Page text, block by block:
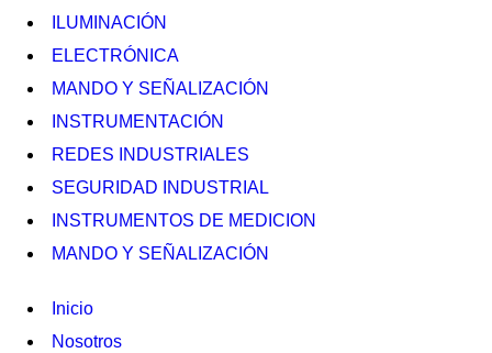
ILUMINACIÓN
ELECTRÓNICA
MANDO Y SEÑALIZACIÓN
INSTRUMENTACIÓN
REDES INDUSTRIALES
SEGURIDAD INDUSTRIAL
INSTRUMENTOS DE MEDICION
MANDO Y SEÑALIZACIÓN
Inicio
Nosotros